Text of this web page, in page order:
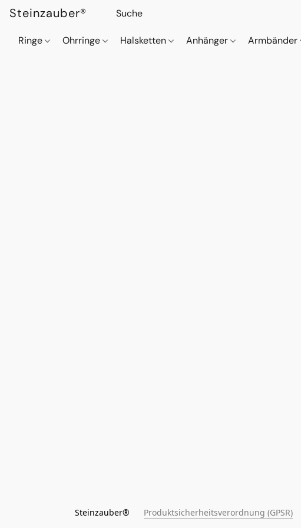
Steinzauber®
Ringe Ohrringe Halsketten Anhänger Armbänder
Steinzauber® Produktsicherheitsverordnung (GPSR)